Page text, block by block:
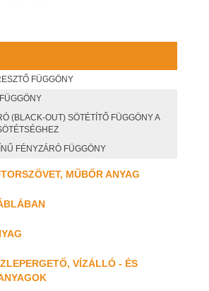
FÜGGÖNY
(BLACK-OUT) SÖTÉTÍTŐ FÜGGÖNY A
FÉNYZÁRÓ FÜGGÖNY
MŰBŐR ANYAG
VÍZÁLLÓ - ÉS